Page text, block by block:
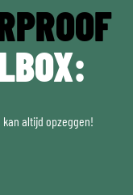
altijd opzeggen!